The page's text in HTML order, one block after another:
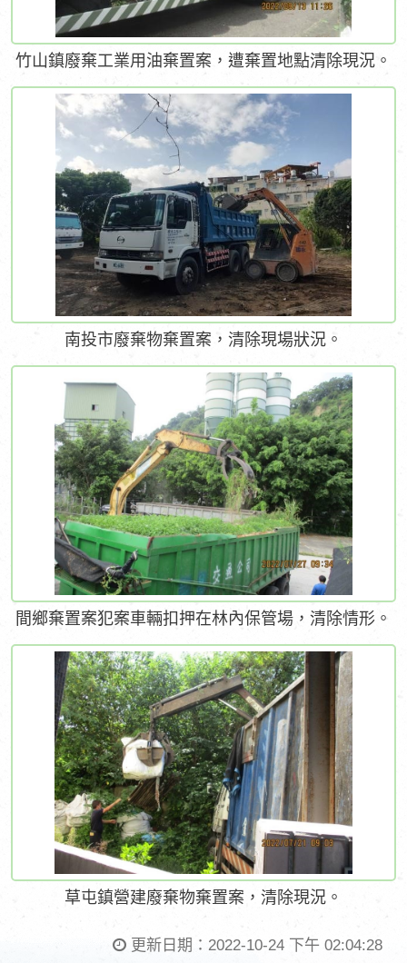
竹山鎮廢棄工業用油棄置案，遭棄置地點清除現況。
南投市廢棄物棄置案，清除現場狀況。
間鄉棄置案犯案車輛扣押在林內保管場，清除情形。
草屯鎮營建廢棄物棄置案，清除現況。
更新日期： 2022-10-24 下午 02:04:28